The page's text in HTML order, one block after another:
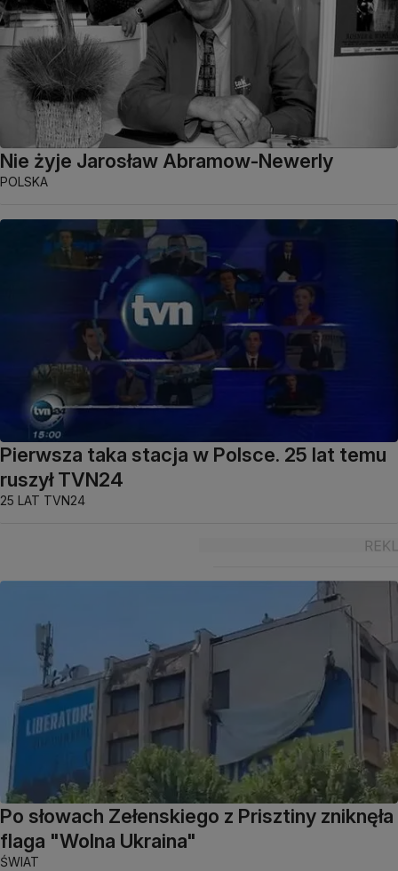
Nie żyje Jarosław Abramow-Newerly
POLSKA
Pierwsza taka stacja w Polsce. 25 lat temu
ruszył TVN24
25 LAT TVN24
Po słowach Zełenskiego z Prisztiny zniknęła
flaga "Wolna Ukraina"
ŚWIAT